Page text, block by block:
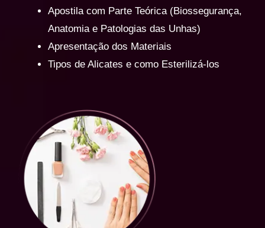
Apostila com Parte Teórica (Biossegurança,
Anatomia e Patologias das Unhas)
Apresentação dos Materiais
Tipos de Alicates e como Esterilizá-los